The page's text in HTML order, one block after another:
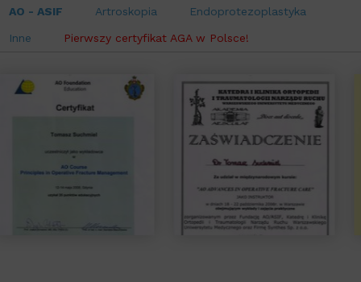
AO - ASIF Artroskopia Endoprotezoplastyka
Inne Pierwszy certyfikat AGA w Polsce!